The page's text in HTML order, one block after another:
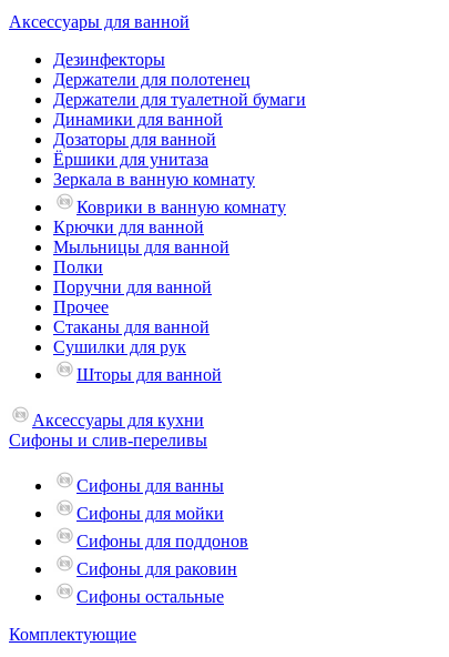
Аксессуары для ванной
Дезинфекторы
Держатели для полотенец
Держатели для туалетной бумаги
Динамики для ванной
Дозаторы для ванной
Ёршики для унитаза
Зеркала в ванную комнату
Коврики в ванную комнату
Крючки для ванной
Мыльницы для ванной
Полки
Поручни для ванной
Прочее
Стаканы для ванной
Сушилки для рук
Шторы для ванной
Аксессуары для кухни
Сифоны и слив-переливы
Сифоны для ванны
Сифоны для мойки
Сифоны для поддонов
Сифоны для раковин
Сифоны остальные
Комплектующие